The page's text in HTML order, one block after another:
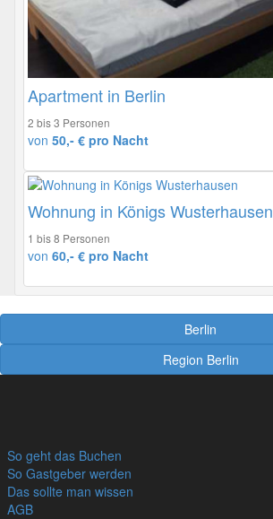
Apartment in Berlin
2 bis 3 Personen
von 50,- € pro Nacht
Wohnung in Königs Wusterhausen
1 bis 8 Personen
von 60,- € pro Nacht
Berlin
Region Berlin
So geht das Buchen
So Gastgeber werden
Das sollte man wissen
AGB